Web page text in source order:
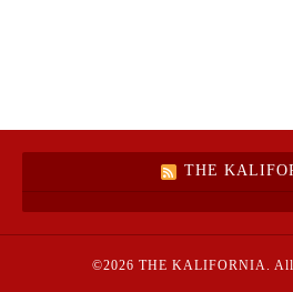
THE
©2026 THE KALIFORNIA.